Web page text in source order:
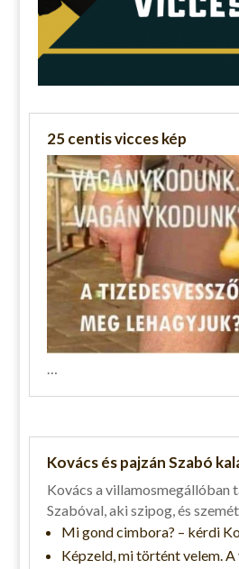
25 centis vicces kép
…
Kovács és pajzán Szabó
Kovács a villamosmegállóban
Szabóval, aki szipog, és
Mi gond cimbora? – kérdi
Képzeld, mi történt velem.